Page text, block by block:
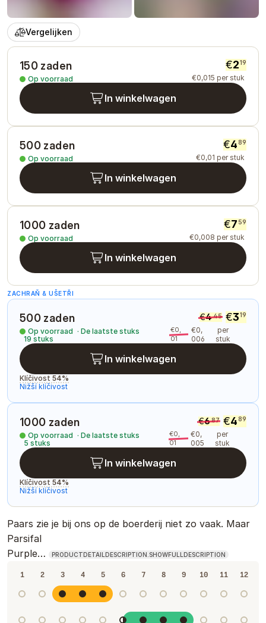
Vergelijken
150 zaden
Op voorraad
€219
€0,015 per stuk
In winkelwagen
500 zaden
Op voorraad
€489
€0,01 per stuk
In winkelwagen
1000 zaden
Op voorraad
€7 59
€0,008 per stuk
In winkelwagen
ZACHRAŇ & UŠETŘI
500 zaden
Op voorraad · De laatste stuks
19 stuks
€445 €319
€0,
01
€0,
006
per
stuk
In winkelwagen
Klíčivost 54%
Nižší klíčivost
1000 zaden
Op voorraad · De laatste stuks
5 stuks
€687 €489
€0,
01
€0,
005
per
stuk
In winkelwagen
Klíčivost 54%
Nižší klíčivost
Paars zie je bij ons op de boerderij niet zo vaak. Maar
Parsifal
Purple…
PRODUCTDETAILDESCRIPTION.SHOWFULLDESCRIPTION
1 2 3 4 5 6 7 8 9 10 11 12